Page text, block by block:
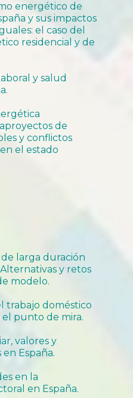
energético de
y sus impactos
el caso del
residencial y de
y salud
de
y conflictos
el estado
de larga duración
y retos
modelo.
trabajo doméstico
punto de mira.
valores y
España.
en la
en España.